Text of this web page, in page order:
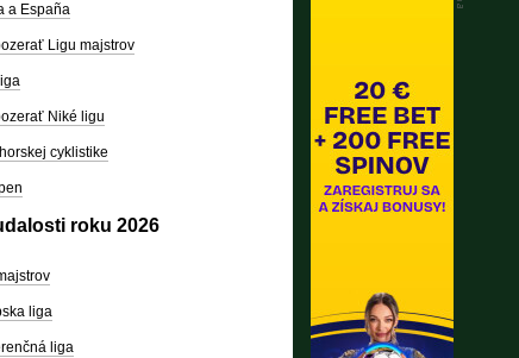
a España
Ligu majstrov
Niké ligu
cyklistike
roku 2026
liga
liga